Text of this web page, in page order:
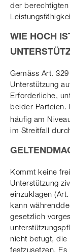
der
WIE HOCH
Gemäss Art.
Unterstützung
Erforderliche,
beider Parteien.
häufig am
im Streitfall
Kommt keine
Unterstützung
einzuklagen
kann
gesetzlich
nicht befugt, die
festzusetzen.